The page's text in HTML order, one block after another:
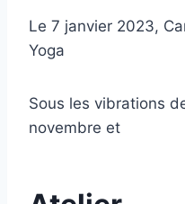
Le 7 janvier 2023,
Yoga
Sous les vibrations
novembre et